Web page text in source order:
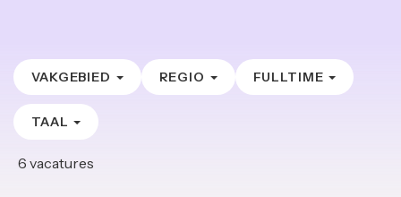
VAKGEBIED REGIO FULLTIME
TAAL
6 vacatures